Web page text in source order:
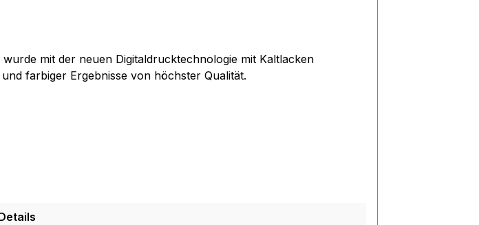
farbiger Ergebnisse von höchster Qualität.